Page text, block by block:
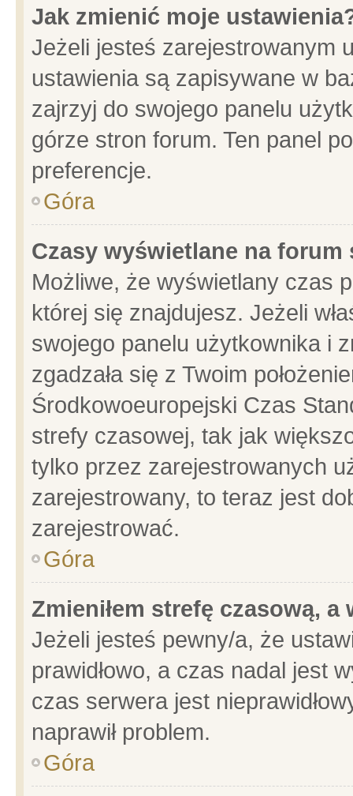
Jak zmienić moje
Jeżeli jesteś zarejestrowanym
ustawienia są zapisywane w
zajrzyj do swojego panelu
górze stron forum. Ten panel
preferencje.
Góra
Czasy wyświetlane na forum
Możliwe, że wyświetlany czas
której się znajdujesz. Jeżeli
swojego panelu użytkownika i
zgadzała się z Twoim
Środkowoeuropejski Czas
strefy czasowej, tak jak
tylko przez zarejestrowanych
zarejestrowany, to teraz jest
zarejestrować.
Góra
Zmieniłem strefę czasową,
Jeżeli jesteś pewny/a, że
prawidłowo, a czas nadal jest
czas serwera jest
naprawił problem.
Góra